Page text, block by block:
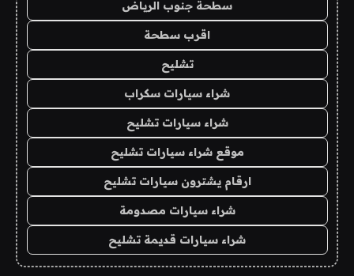
سطحة جنوب الرياض
اقرب سطحة
تشليح
شراء سيارات سكراب
شراء سيارات تشليح
موقع شراء سيارات تشليح
ارقام يشترون سيارات تشليح
شراء سيارات مصدومة
شراء سيارات قديمة تشليح